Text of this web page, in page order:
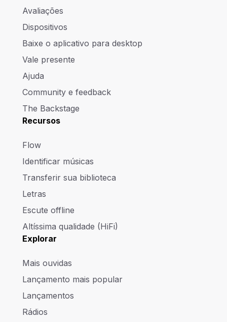
Avaliações
Dispositivos
Baixe o aplicativo para desktop
Vale presente
Ajuda
Community e feedback
The Backstage
Recursos
Flow
Identificar músicas
Transferir sua biblioteca
Letras
Escute offline
Altíssima qualidade (HiFi)
Explorar
Mais ouvidas
Lançamento mais popular
Lançamentos
Rádios